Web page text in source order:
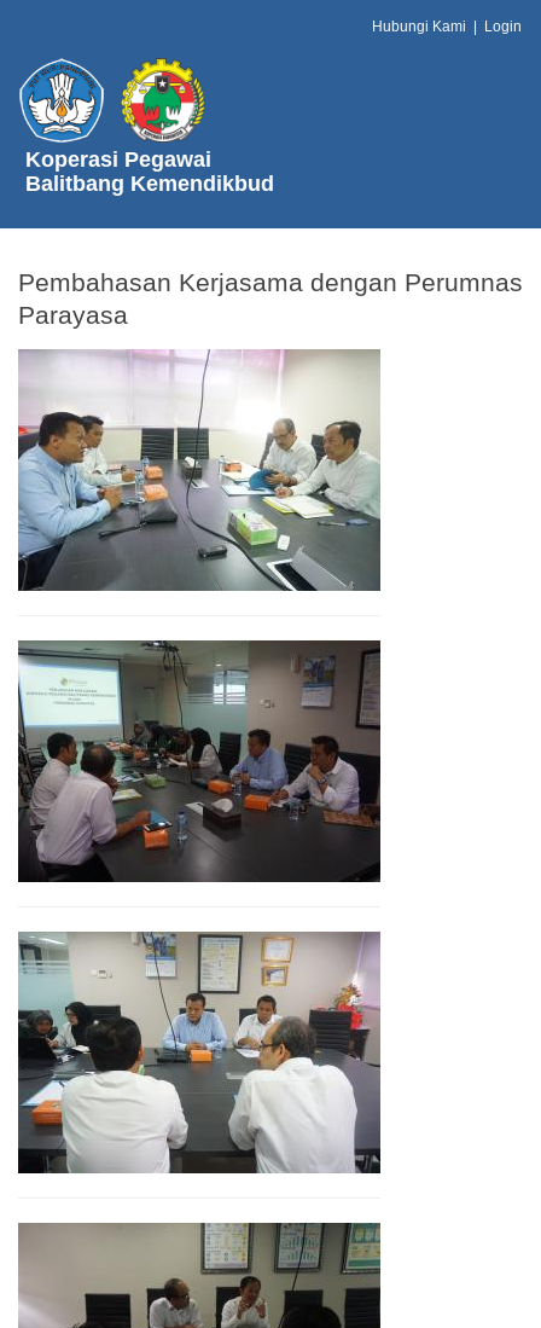
Hubungi Kami Login
Koperasi Pegawai
Balitbang Kemendikbud
Pembahasan Kerjasama dengan Perumnas
Parayasa